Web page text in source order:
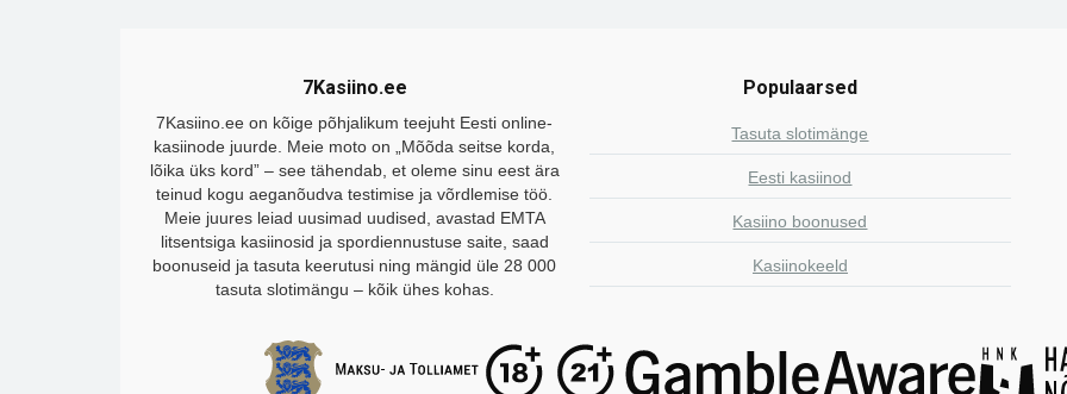
7Kasiino.ee
7Kasiino.ee on kõige põhjalikum teejuht Eesti online-
kasiinode juurde. Meie moto on „Mõõda seitse korda,
lõika üks kord” – see tähendab, et oleme sinu eest ära
teinud kogu aeganõudva testimise ja võrdlemise töö.
Meie juures leiad uusimad uudised, avastad EMTA
litsentsiga kasiinosid ja spordiennustuse saite, saad
boonuseid ja tasuta keerutusi ning mängid üle 28 000
tasuta slotimängu – kõik ühes kohas.
Populaarsed
Tasuta slotimänge
Eesti kasiinod
Kasiino boonused
Kasiinokeeld